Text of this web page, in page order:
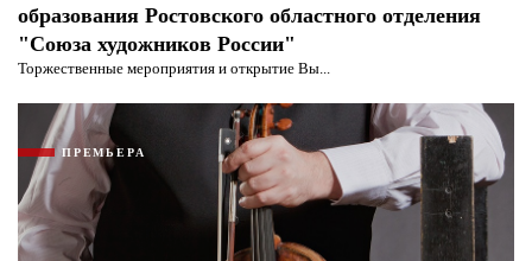
образования Ростовского областного отделения
"Союза художников России"
Торжественные мероприятия и открытие Вы...
ПРЕМЬЕРА